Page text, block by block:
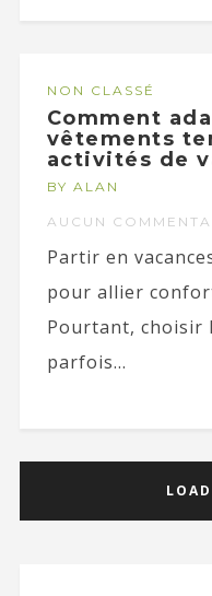
NON CLASSÉ
Comment
vêtements
activités de
BY ALAN
AUCUN
Partir en
pour allier
Pourtant, choisir
parfois...